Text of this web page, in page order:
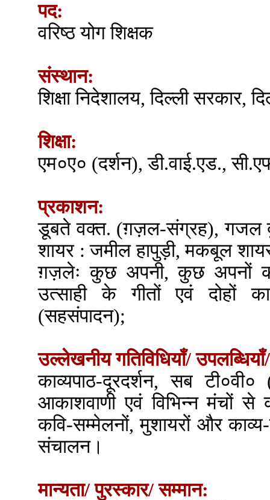
पद:
वरिष्ठ योग शिक्षक
संस्थान:
शिक्षा निदेशालय, दिल्ली सरकार,
शिक्षा:
एम०ए० (दर्शन), डी.वाई.एड.,
प्रकाशन:
डूबते वक्त. (ग़ज़ल-संग्रह), गजल
शायर : जमील हापुड़ी, मकबूल
ग़ज़लेः कुछ अपनी, कुछ अपनों
उत्साही के गीतों एवं दोहों
(सहसंपादन);
उल्लेखनीय गतिविधियाँ/ उपलब्धियाँ/
काव्यपाठ-दूरदर्शन, सब टी०वी०
आकाशवाणी एवं विभिन्न मंचों
कवि-सम्मेलनों, मुशायरों और
संचालन।
मान्यता/ पुरस्कार/ सम्मान: